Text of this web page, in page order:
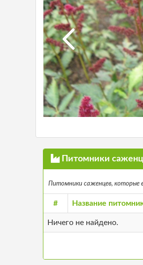
Питомники
Питомники саженцев, которые
# Название
Ничего не найдено.